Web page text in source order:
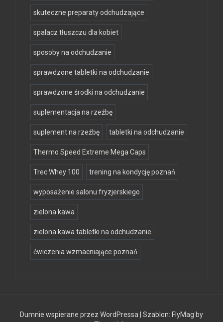
skuteczne preparaty odchudzające
spalacz tłuszczu dla kobiet
sposoby na odchudzanie
sprawdzone tabletki na odchudzanie
sprawdzone środki na odchudzanie
suplementacja na rzeźbę
suplement na rzeźbę tabletki na odchudzanie
Thermo Speed Extreme Mega Caps
Trec Whey 100 trening na kondycję poznań
wyposażenie salonu fryzjerskiego
zielona kawa
zielona kawa tabletki na odchudzanie
ćwiczenia wzmacniające poznań
Dumnie wspierane przez WordPressa Szablon: FlyMag by